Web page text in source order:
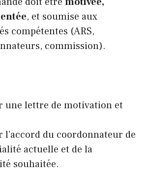
, et soumise aux
compétentes (ARS,
commission).
une lettre de motivation et
l’accord du coordonnateur de
actuelle et de la
souhaitée.